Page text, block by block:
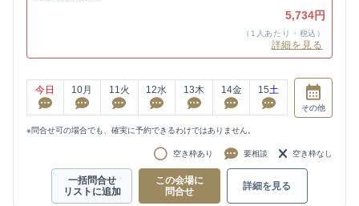
5,734円
（1人あたり・税込）
詳細を見る
今日 10月 11火 12水 13木 14金 15土
その他
※問合せ可の場合でも、確実に予約できるわけではありません。
空き枠あり 要相談 空き枠なし
一括問合せ
リストに追加
この会場に
問合せ
詳細を見る